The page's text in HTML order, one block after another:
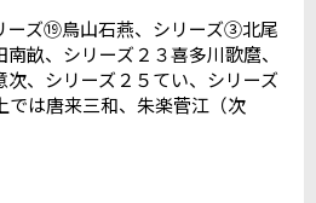
ーズ⑲鳥山石燕、シリーズ③北尾
畝、シリーズ２３喜多川歌麿、
、シリーズ２５てい、シリーズ
では唐来三和、朱楽菅江（次